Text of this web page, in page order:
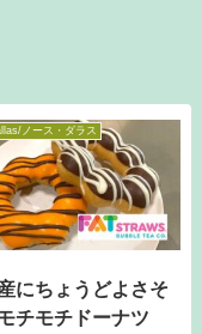
ノース・ダラス
にちょうどよさそ
チモチドーナツ